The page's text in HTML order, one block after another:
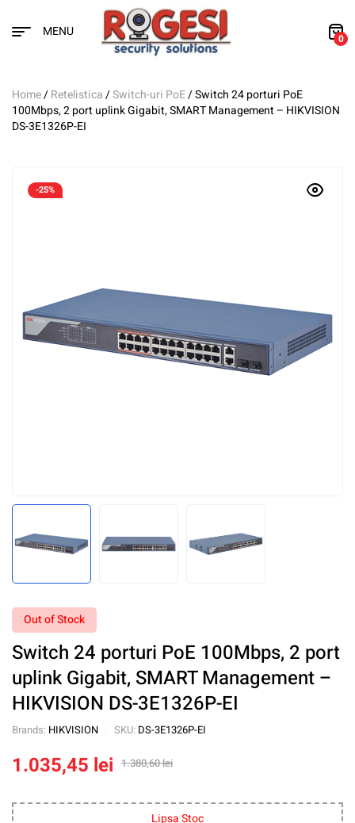
MENU 0
Home/Retelistica/Switch-uri PoE/ Switch 24 porturi PoE
100Mbps, 2 port uplink Gigabit, SMART Management – HIKVISION
DS-3E1326P-EI
-25%
Out of Stock
Switch 24 porturi PoE 100Mbps, 2 port
uplink Gigabit, SMART Management –
HIKVISION DS-3E1326P-EI
Brands: HIKVISION SKU: DS-3E1326P-EI
1.380,60lei
1.035,45 lei
Lipsa Stoc